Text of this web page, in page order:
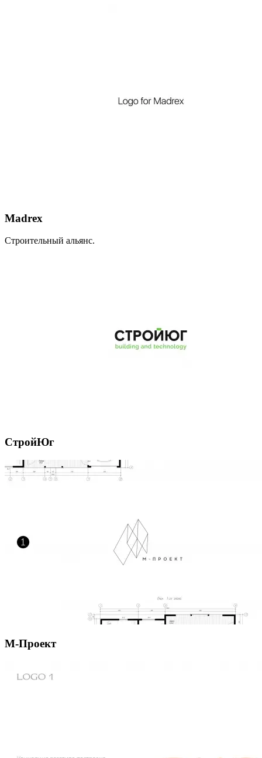
Madrex
Строительный альянс.
СтройЮг
М-Проект